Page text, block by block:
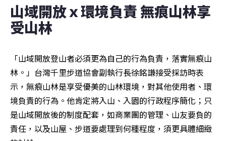
山域開放ｘ環境負責 無痕山林享
受山林
「山域開放登山者必須更為自己的行為負責，落實無痕山
林。」台灣千里步道協會副執行長徐銘謙接受採訪時表
示，無痕山林是享受優美的山林環境，對其他使用者、環
境負責的行為。他肯定將入山、入園的行政程序簡化；只
是山域開放後的制度配套，如商業團的管理、山友要負的
責任，以及山屋、步道要處理到何種程度，須更具體細緻